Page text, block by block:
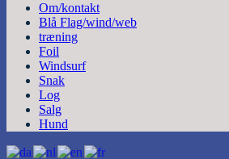
Om/kontakt
Blå Flag/wind/web
træning
Foil
Windsurf
Snak
Log
Salg
Hund